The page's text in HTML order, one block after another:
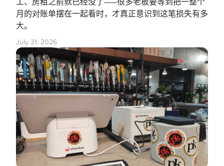
工、房租之前就已经没了——很多老板要等到把一整个
月的对账单摆在一起看时，才真正意识到这笔损失有多
大。
July 31, 2026